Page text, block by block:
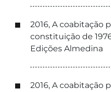
2016, A coabitação
constituição de
Edições Almedina
2016, A coabitação